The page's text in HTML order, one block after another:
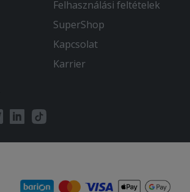
Felhasználási feltételek
SuperShop
Kapcsolat
Karrier